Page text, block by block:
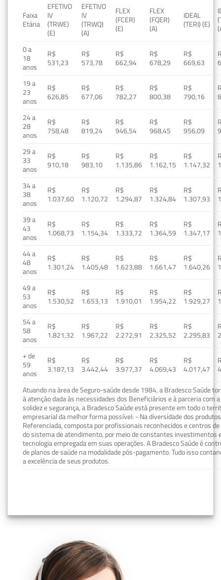
Faixa
Etária
EFETIVO
IV
(TRWE)
(E)
EFETIVO
IV
(TRWQ)
(A)
FLEX
(FCER)
(E)
FLEX
(FQER)
(A)
IDEAL
(TERI) (E)
0 a
18
anos
R$
531,23
R$
573,78
R$
662,94
R$
678,29
R$
669,63
19 a
23
anos
R$
626,85
R$
677,06
R$
782,27
R$
800,38
R$
790,16
24 a
28
anos
R$
758,48
R$
819,24
R$
946,54
R$
968,45
R$
956,09
29 a
33
anos
R$
910,18
R$
983,10
R$
1.135,86
R$
1.162,15
R$
1.147,32
34 a
38
anos
R$
1.037,60
R$
1.120,72
R$
1.294,87
R$
1.324,84
R$
1.307,93
39 a
43
anos
R$
1.068,73
R$
1.154,34
R$
1.333,72
R$
1.364,59
R$
1.347,17
44 a
48
anos
R$
1.301,24
R$
1.405,48
R$
1.623,88
R$
1.661,47
R$
1.640,26
49 a
53
anos
R$
1.530,52
R$
1.653,13
R$
1.910,01
R$
1.954,22
R$
1.929,27
54 a
58
anos
R$
1.821,32
R$
1.967,22
R$
2.272,91
R$
2.325,52
R$
2.295,83
+ de
59
anos
R$
3.187,13
R$
3.442,44
R$
3.977,37
R$
4.069,43
R$
4.017,47
Atuando na área de Seguro-saúde desde 1984, a Bradesco Saúde
à atenção dada às necessidades dos Beneficiários e à parceria com
solidez e segurança, a Bradesco Saúde está presente em todo o
empresarial da melhor forma possível: - Na diversidade dos
Referenciada, composta por profissionais reconhecidos e centros
do sistema de atendimento, por meio de constantes investimentos
tecnologia empregada em suas operações. A Bradesco Saúde é
de planos de saúde na modalidade pós-pagamento. Tudo isso
a excelência de seus produtos.